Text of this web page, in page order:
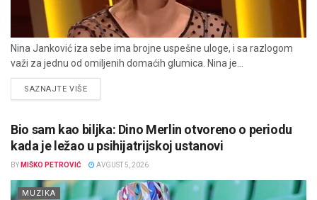
Nina Janković iza sebe ima brojne uspešne uloge, i sa razlogom
važi za jednu od omiljenih domaćih glumica. Nina je...
SAZNAJTE VIŠEDETAILS
Bio sam kao biljka: Dino Merlin otvoreno o periodu
kada je ležao u psihijatrijskoj ustanovi
BY MIŠKO PETROVIĆ AVGUST 5, 2026
MUZIKA